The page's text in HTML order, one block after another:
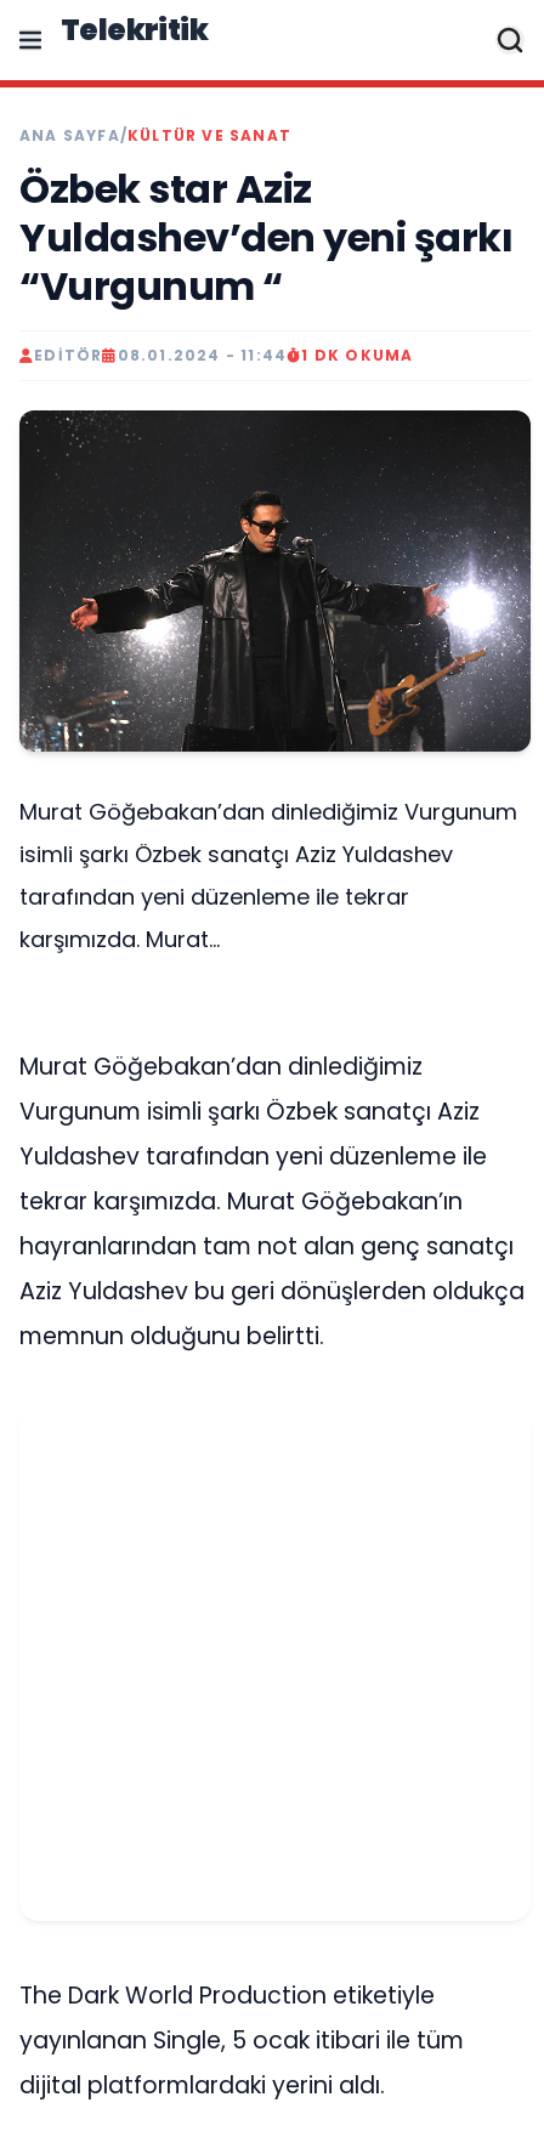
Telekritik
ANA SAYFA/KÜLTÜR VE SANAT
Özbek star Aziz
Yuldashev’den yeni şarkı
“Vurgunum “
EDITÖR 08.01.2024 - 11:44 1 DK OKUMA
Murat Göğebakan’dan dinlediğimiz Vurgunum
isimli şarkı Özbek sanatçı Aziz Yuldashev
tarafından yeni düzenleme ile tekrar
karşımızda. Murat...
Murat Göğebakan’dan dinlediğimiz
Vurgunum isimli şarkı Özbek sanatçı Aziz
Yuldashev tarafından yeni düzenleme ile
tekrar karşımızda. Murat Göğebakan’ın
hayranlarından tam not alan genç sanatçı
Aziz Yuldashev bu geri dönüşlerden oldukça
memnun olduğunu belirtti.
The Dark World Production etiketiyle
yayınlanan Single, 5 ocak itibari ile tüm
dijital platformlardaki yerini aldı.